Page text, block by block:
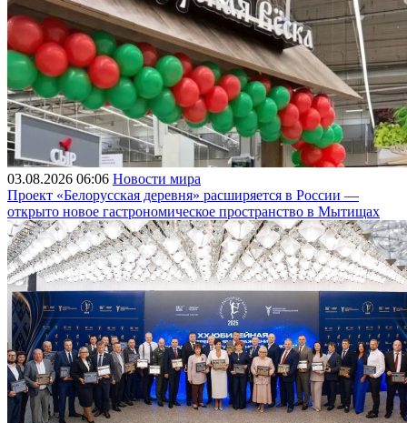
03.08.2026 06:06 Новости мира
Проект «Белорусская деревня» расширяется в России —
открыто новое гастрономическое пространство в Мытищах